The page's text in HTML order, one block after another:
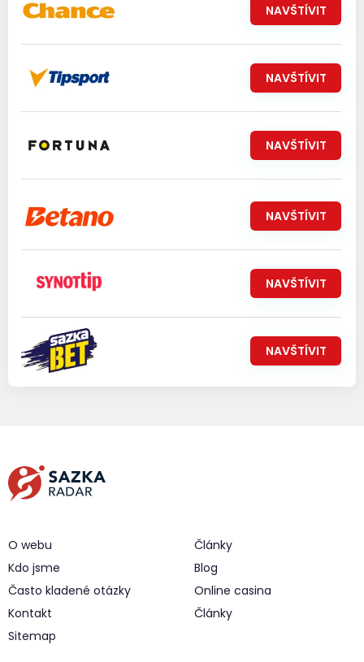
NAVŠTÍVIT
NAVŠTÍVIT
NAVŠTÍVIT
NAVŠTÍVIT
NAVŠTÍVIT
NAVŠTÍVIT
O webu
Kdo jsme
Často kladené otázky
Kontakt
Sitemap
Články
Blog
Online casina
Články